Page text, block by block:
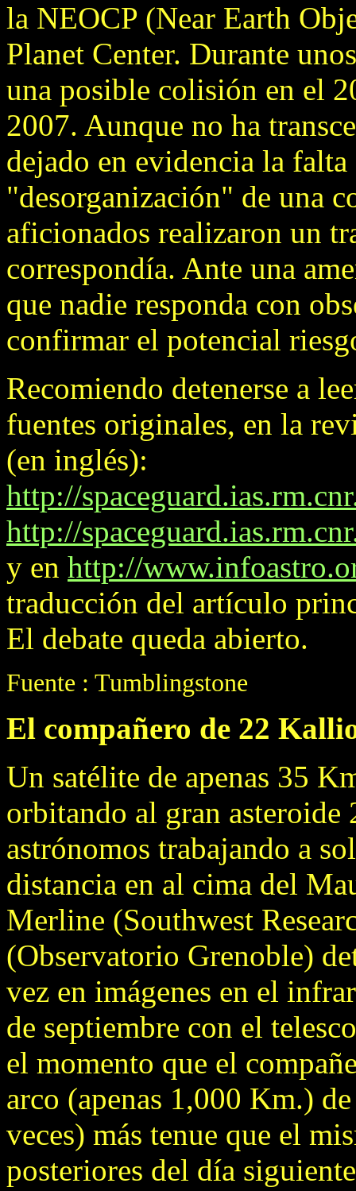
la NEOCP (Near Earth
Planet Center. Durante
una posible colisión en el
2007. Aunque no ha
dejado en evidencia la
"desorganización" de una
aficionados realizaron un
correspondía. Ante una
que nadie responda con
confirmar el potencial
Recomiendo detenerse a
fuentes originales, en la
(en inglés):
http://
http://
y en http://
traducción del artículo
El debate queda abierto.
Fuente : Tumblingstone
El compañero de 22
Un satélite de apenas 35
orbitando al gran
astrónomos trabajando a
distancia en al cima del
Merline (Southwest
(Observatorio Grenoble)
vez en imágenes en el
de septiembre con el
el momento que el
arco (apenas 1,000 Km.)
veces) más tenue que el
posteriores del día